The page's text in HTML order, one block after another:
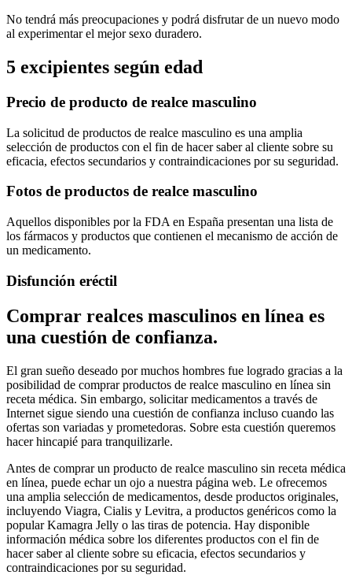
No tendrá más preocupaciones y podrá disfrutar de un nuevo modo
al experimentar el mejor sexo duradero.
5 excipientes según edad
Precio de producto de realce masculino
La solicitud de productos de realce masculino es una amplia
selección de productos con el fin de hacer saber al cliente sobre su
eficacia, efectos secundarios y contraindicaciones por su seguridad.
Fotos de productos de realce masculino
Aquellos disponibles por la FDA en España presentan una lista de
los fármacos y productos que contienen el mecanismo de acción de
un medicamento.
Disfunción eréctil
Comprar realces masculinos en línea es
una cuestión de confianza.
El gran sueño deseado por muchos hombres fue logrado gracias a la
posibilidad de comprar productos de realce masculino en línea sin
receta médica. Sin embargo, solicitar medicamentos a través de
Internet sigue siendo una cuestión de confianza incluso cuando las
ofertas son variadas y prometedoras. Sobre esta cuestión queremos
hacer hincapié para tranquilizarle.
Antes de comprar un producto de realce masculino sin receta médica
en línea, puede echar un ojo a nuestra página web. Le ofrecemos
una amplia selección de medicamentos, desde productos originales,
incluyendo Viagra, Cialis y Levitra, a productos genéricos como la
popular Kamagra Jelly o las tiras de potencia. Hay disponible
información médica sobre los diferentes productos con el fin de
hacer saber al cliente sobre su eficacia, efectos secundarios y
contraindicaciones por su seguridad.